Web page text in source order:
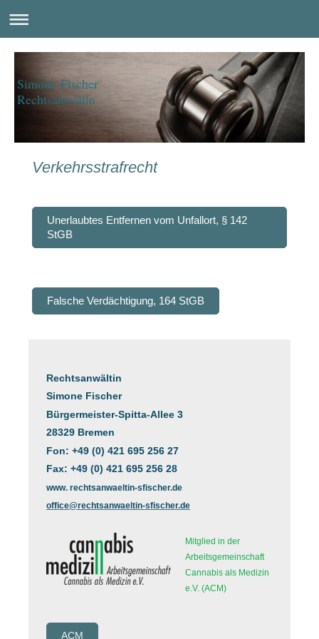
Simone Fischer
Rechtsanwältin
Verkehrsstrafrecht
Unerlaubtes Entfernen vom Unfallort, § 142
StGB
Falsche Verdächtigung, 164 StGB
Rechtsanwältin
Simone Fischer
Bürgermeister-Spitta-Allee 3
28329 Bremen
Fon: +49 (0) 421 695 256 27
Fax: +49 (0) 421 695 256 28
www. rechtsanwaeltin-sfischer.de
office@rechtsanwaeltin-sfischer.de
Mitglied in der
Arbeitsgemeinschaft
Cannabis als Medizin
e.V. (ACM)
ACM